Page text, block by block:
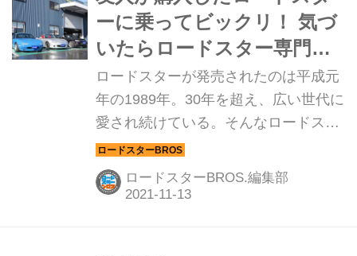
ーに乗ってビックリ！ 気づ
いたらロードスター専門店
をオープンしていた
ロードスターが発売されたのは平成元
年の1989年。30年を超え、広い世代に
愛され続けている。そんなロードスタ
ーに惹かれ、生涯のパートナー＝生業
として深く関わることになった「ロー
ドスターの老舗」アイスタイリングを
ロードスターBROS.編集部